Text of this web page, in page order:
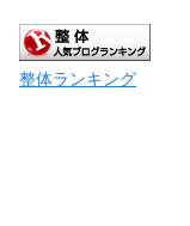
整体ランキング